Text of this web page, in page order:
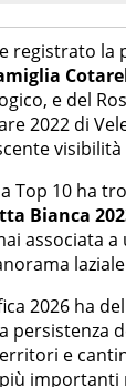
registrato la
e del
2022 di
Top 10 ha
Bianca
associata
2026 ha
persistenza
e
importanti